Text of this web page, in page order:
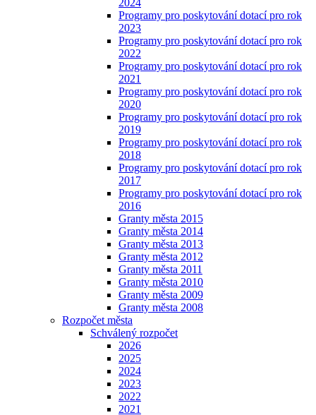
2024
Programy pro poskytování dotací pro rok
2023
Programy pro poskytování dotací pro rok
2022
Programy pro poskytování dotací pro rok
2021
Programy pro poskytování dotací pro rok
2020
Programy pro poskytování dotací pro rok
2019
Programy pro poskytování dotací pro rok
2018
Programy pro poskytování dotací pro rok
2017
Programy pro poskytování dotací pro rok
2016
Granty města 2015
Granty města 2014
Granty města 2013
Granty města 2012
Granty města 2011
Granty města 2010
Granty města 2009
Granty města 2008
Rozpočet města
Schválený rozpočet
2026
2025
2024
2023
2022
2021